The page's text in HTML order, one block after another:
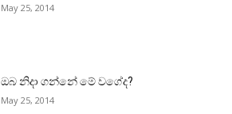
May 25, 2014
ඔබ නිදා ගන්නේ මේ වගේද?
May 25, 2014